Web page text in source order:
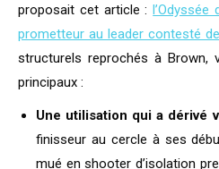
proposait cet article :
prometteur au leader contesté
structurels reprochés à Brown,
principaux :
Une utilisation qui a dérivé
finisseur au cercle à ses
mué en shooter d’isolation